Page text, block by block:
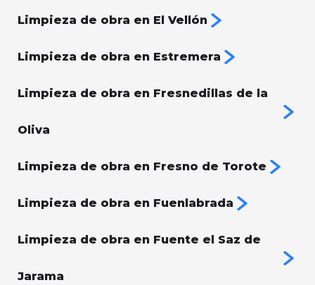
Limpieza de obra en El Vellón
Limpieza de obra en Estremera
Limpieza de obra en Fresnedillas de la
Oliva
Limpieza de obra en Fresno de Torote
Limpieza de obra en Fuenlabrada
Limpieza de obra en Fuente el Saz de
Jarama